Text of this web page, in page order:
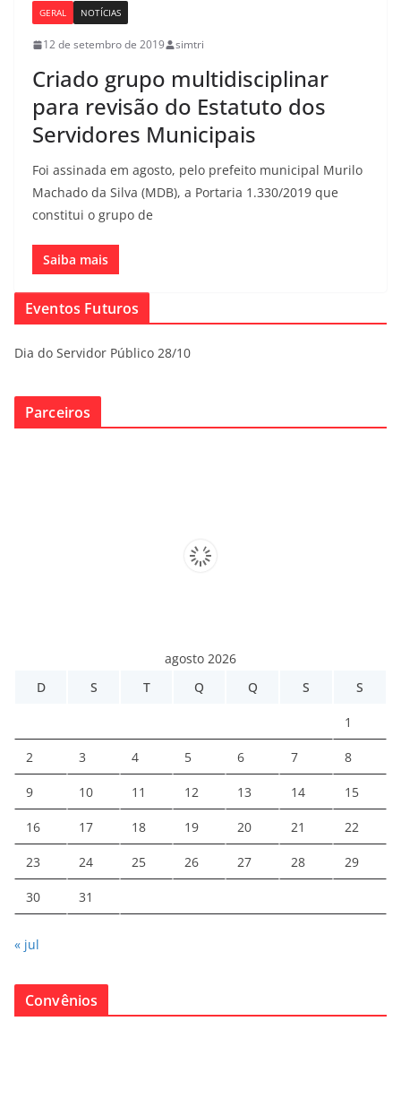
GERAL NOTÍCIAS
12 de setembro de 2019 simtri
Criado grupo multidisciplinar
para revisão do Estatuto dos
Servidores Municipais
Foi assinada em agosto, pelo prefeito municipal Murilo
Machado da Silva (MDB), a Portaria 1.330/2019 que
constitui o grupo de
Saiba mais
Eventos Futuros
Dia do Servidor Público 28/10
Parceiros
agosto 2026
D
S T Q Q S S
1
2 3 4 5 6 7 8
9 10 11 12 13 14 15
16 17 18 19 20 21 22
23 24 25 26 27 28 29
30 31
« jul
Convênios